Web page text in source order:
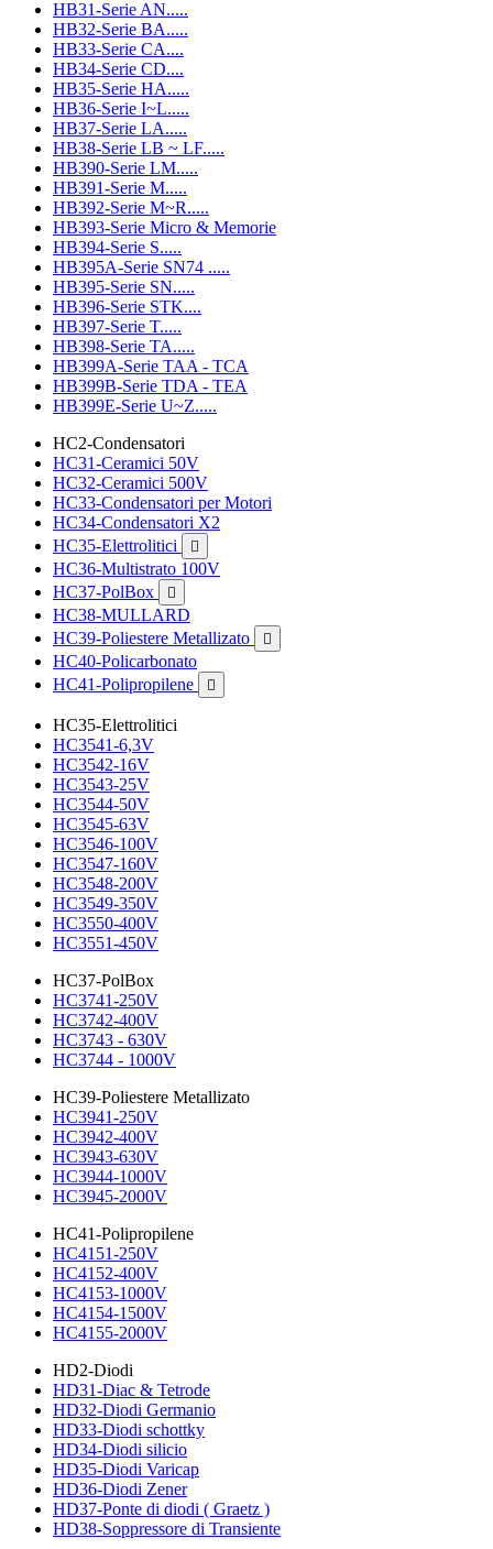
HB31-Serie AN.....
HB32-Serie BA.....
HB33-Serie CA....
HB34-Serie CD....
HB35-Serie HA.....
HB36-Serie I~L.....
HB37-Serie LA.....
HB38-Serie LB ~ LF.....
HB390-Serie LM.....
HB391-Serie M.....
HB392-Serie M~R.....
HB393-Serie Micro & Memorie
HB394-Serie S.....
HB395A-Serie SN74 .....
HB395-Serie SN.....
HB396-Serie STK....
HB397-Serie T.....
HB398-Serie TA.....
HB399A-Serie TAA - TCA
HB399B-Serie TDA - TEA
HB399E-Serie U~Z.....
HC2-Condensatori
HC31-Ceramici 50V
HC32-Ceramici 500V
HC33-Condensatori per Motori
HC34-Condensatori X2
HC35-Elettrolitici

HC36-Multistrato 100V
HC37-PolBox

HC38-MULLARD
HC39-Poliestere Metallizato

HC40-Policarbonato
HC41-Polipropilene

HC35-Elettrolitici
HC3541-6,3V
HC3542-16V
HC3543-25V
HC3544-50V
HC3545-63V
HC3546-100V
HC3547-160V
HC3548-200V
HC3549-350V
HC3550-400V
HC3551-450V
HC37-PolBox
HC3741-250V
HC3742-400V
HC3743 - 630V
HC3744 - 1000V
HC39-Poliestere Metallizato
HC3941-250V
HC3942-400V
HC3943-630V
HC3944-1000V
HC3945-2000V
HC41-Polipropilene
HC4151-250V
HC4152-400V
HC4153-1000V
HC4154-1500V
HC4155-2000V
HD2-Diodi
HD31-Diac & Tetrode
HD32-Diodi Germanio
HD33-Diodi schottky
HD34-Diodi silicio
HD35-Diodi Varicap
HD36-Diodi Zener
HD37-Ponte di diodi ( Graetz )
HD38-Soppressore di Transiente